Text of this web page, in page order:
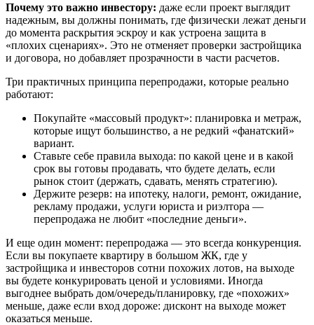
Почему это важно инвестору: даже если проект выглядит
надежным, вы должны понимать, где физически лежат деньги
до момента раскрытия эскроу и как устроена защита в
«плохих сценариях». Это не отменяет проверки застройщика
и договора, но добавляет прозрачности в части расчетов.
Три практичных принципа перепродажи, которые реально
работают:
Покупайте «массовый продукт»: планировка и метраж,
которые ищут большинство, а не редкий «фанатский»
вариант.
Ставьте себе правила выхода: по какой цене и в какой
срок вы готовы продавать, что будете делать, если
рынок стоит (держать, сдавать, менять стратегию).
Держите резерв: на ипотеку, налоги, ремонт, ожидание,
рекламу продажи, услуги юриста и риэлтора —
перепродажа не любит «последние деньги».
И еще один момент: перепродажа — это всегда конкуренция.
Если вы покупаете квартиру в большом ЖК, где у
застройщика и инвесторов сотни похожих лотов, на выходе
вы будете конкурировать ценой и условиями. Иногда
выгоднее выбрать дом/очередь/планировку, где «похожих»
меньше, даже если вход дороже: дисконт на выходе может
оказаться меньше.